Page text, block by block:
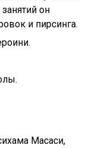
он
и пирсинга.
Масаси,